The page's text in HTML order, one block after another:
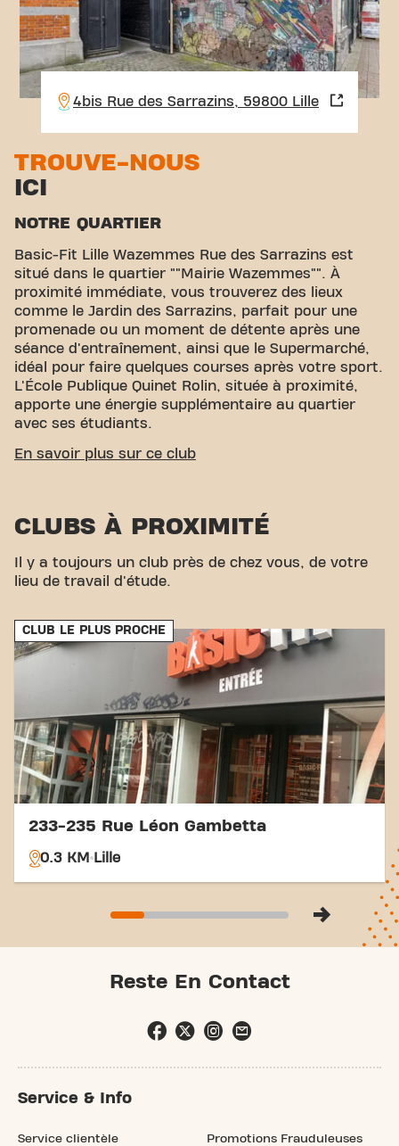
4bis Rue des Sarrazins, 59800 Lille
TROUVE-NOUS
ICI
NOTRE QUARTIER
Basic-Fit Lille Wazemmes Rue des Sarrazins est
situé dans le quartier ""Mairie Wazemmes"". À
proximité immédiate, vous trouverez des lieux
comme le Jardin des Sarrazins, parfait pour une
promenade ou un moment de détente après une
séance d'entraînement, ainsi que le Supermarché,
idéal pour faire quelques courses après votre sport.
L'École Publique Quinet Rolin, située à proximité,
apporte une énergie supplémentaire au quartier
avec ses étudiants.
ACCESSIBILITÉ FACILE
transport :
Wazemmes, sauf Mardi/Jeudi/Dimanche).
Parking/garage :Parking du Carrefour Market
Métro :Arrêt de métro Ligne 1 Jaune
""Gambetta"" et ""Wazemmes"".
Avec notre emplacement central et nos connexions
de transport accessibles, atteindre vos objectifs de
fitness n'a jamais été aussi simple. Venez au Basic-
Fit Lille Wazemmes Rue des Sarrazins et faites
partie de notre communauté fitness.
En savoir plus sur ce club
CLUBS À PROXIMITÉ
Il y a toujours un club près de chez vous, de votre
lieu de travail d'étude.
CLUB LE PLUS PROCHE
233-235 Rue Léon Gambetta
0.3 KM Lille
Reste En Contact
Service & Info
Service clientèle Promotions Frauduleuses